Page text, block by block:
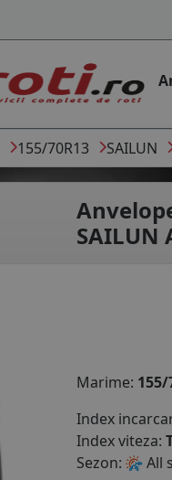
155/70R13 SAILUN
SAILUN
Marime: 155/
Index
Index viteza:
Sezon:
All